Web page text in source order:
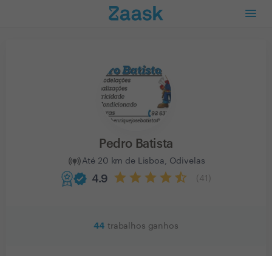
Pedro Batista
Até 20 km de Lisboa, Odivelas
4.9 41
verified
44 trabalhos ganhos